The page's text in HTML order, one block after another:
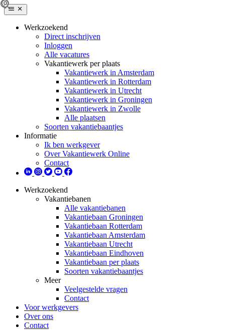
Werkzoekend
Direct inschrijven
Inloggen
Alle vacatures
Vakantiewerk per plaats
Vakantiewerk in Amsterdam
Vakantiewerk in Rotterdam
Vakantiewerk in Utrecht
Vakantiewerk in Groningen
Vakantiewerk in Zwolle
Alle plaatsen
Soorten vakantiebaantjes
Informatie
Ik ben werkgever
Over Vakantiewerk Online
Contact
Werkzoekend
Vakantiebanen
Alle vakantiebanen
Vakantiebaan Groningen
Vakantiebaan Rotterdam
Vakantiebaan Amsterdam
Vakantiebaan Utrecht
Vakantiebaan Eindhoven
Vakantiebaan per plaats
Soorten vakantiebaantjes
Meer
Veelgestelde vragen
Contact
Voor werkgevers
Over ons
Contact